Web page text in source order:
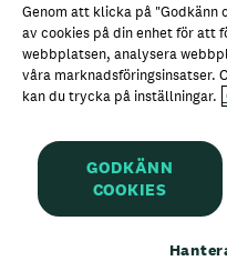
Axfoods integritetspolicy
Här kan du köpa Garant
Garant är ett
Genom att klicka på
av cookies på din enhet för att
webbplatsen, analysera
våra marknadsföringsinsatser.
kan du trycka på inställningar.
GODKÄNN
COOKIES